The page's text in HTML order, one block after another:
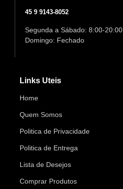
45 9 9143-8052
Segunda a Sábado: 8:00-20:00
Domingo: Fechado
Links Uteis
Home
Quem Somos
Politica de Privacidade
Politica de Entrega
Lista de Desejos
Comprar Produtos